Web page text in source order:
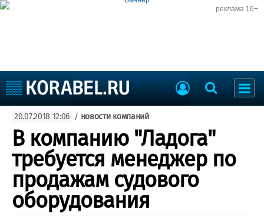
реклама 16+
Судоходство
Судоремонт
События
Пресс-релизы
Порты
Рыболовство
Образование
Яхты и катера
Еще
20.07.2018 12:06 / новости компаний
В компанию "Ладога"
требуется менеджер по
продажам судового
оборудования